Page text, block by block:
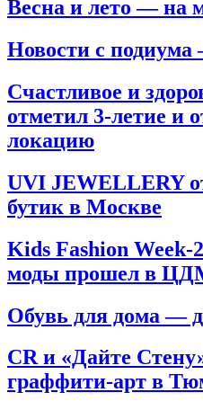
Весна и лето — на
Новости с
Счастливое и
отметил 3-летие и
локацию
UVI JEWELLERY
бутик в Москве
Kids Fashion
моды прошел в
Обувь для дома —
CR и «Дайте
граффити-арт в